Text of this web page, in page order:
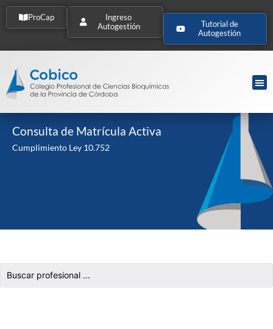
ProCap
Ingreso
Autogestión
Tutorial de
Autogestión
Consulta de Matrícula Activa
Cumplimiento Ley 10.752